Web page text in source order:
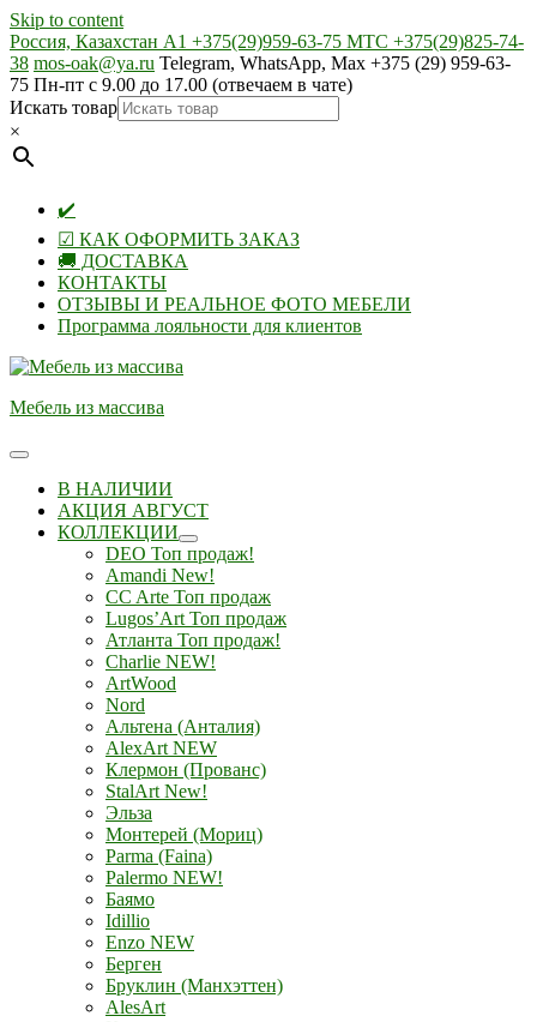
Skip to content
Россия, Казахстан А1 +375(29)959-63-75 МТС +375(29)825-74-
38 mos-oak@ya.ru Telegram, WhatsApp, Max +375 (29) 959-63-
75 Пн-пт с 9.00 до 17.00 (отвечаем в чате)
Искать товар
×
✔️
☑ КАК ОФОРМИТЬ ЗАКАЗ
🚚 ДОСТАВКА
КОНТАКТЫ
ОТЗЫВЫ И РЕАЛЬНОЕ ФОТО МЕБЕЛИ
Программа лояльности для клиентов
Мебель из массива
В НАЛИЧИИ
АКЦИЯ АВГУСТ
КОЛЛЕКЦИИ
DEO Топ продаж!
Amandi New!
CC Arte Топ продаж
Lugos’Art Топ продаж
Атланта Топ продаж!
Charlie NEW!
ArtWood
Nord
Альтена (Анталия)
AlexArt NEW
Клермон (Прованс)
StalArt New!
Эльза
Монтерей (Мориц)
Parma (Faina)
Palermo NEW!
Баямо
Idillio
Enzo NEW
Берген
Бруклин (Манхэттен)
AlesArt